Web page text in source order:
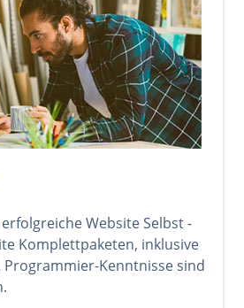
Website Selbst -
Komplettpaketen, inklusive
Programmier-Kenntnisse sind